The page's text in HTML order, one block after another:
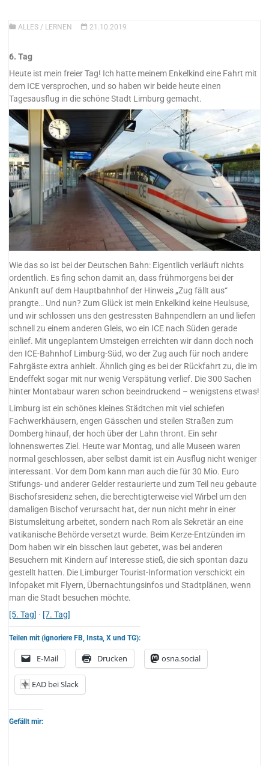
ALLES / LERNEN 21.10.2019
6. Tag
Heute ist mein freier Tag! Ich hatte meinem Enkelkind eine Fahrt mit
dem ICE versprochen, und so haben wir beide heute einen
Tagesausflug in die schöne Stadt Limburg gemacht.
Wie das so ist bei der Deutschen Bahn: Eigentlich verläuft nichts
ordentlich. Es fing schon damit an, dass frühmorgens bei der
Ankunft auf dem Hauptbahnhof der Hinweis „Zug fällt aus“
prangte… Und nun? Zum Glück ist mein Enkelkind keine Heulsuse,
und wir schlossen uns den gestressten Bahnpendlern an und liefen
schnell zu einem anderen Gleis, wo ein ICE nach Süden gerade
einlief. Mit ungeplantem Umsteigen erreichten wir dann doch noch
den ICE-Bahnhof Limburg-Süd, wo der Zug auch für noch andere
Fahrgäste extra anhielt. Ähnlich ging es bei der Rückfahrt zu, die im
Endeffekt sogar mit nur wenig Verspätung verlief. Die 300 Sachen
hinter Montabaur waren schon beeindruckend – wenigstens etwas!
Limburg ist ein schönes kleines Städtchen mit viel schiefen
Fachwerkhäusern, engen Gässchen und steilen Straßen zum
Domberg hinauf, der hoch über der Lahn thront. Ein sehr
lohnenswertes Ziel. Heute war Montag, und alle Museen waren
normal geschlossen, aber selbst damit ist ein Ausflug nicht weniger
interessant. Vor dem Dom kann man auch die für 30 Mio. Euro
Stifungs- und anderer Gelder restaurierte und zum Teil neu gebaute
Bischofsresidenz sehen, die berechtigterweise viel Wirbel um den
damaligen Bischof verursacht hat, der nun nicht mehr in einer
Bistumsleitung arbeitet, sondern nach Rom als Sekretär an eine
vatikanische Behörde versetzt wurde. Beim Kerze-Entzünden im
Dom haben wir ein bisschen laut gebetet, was bei anderen
Besuchern mit Kindern auf Interesse stieß, die sich spontan dazu
gestellt hatten. Die Limburger Tourist-Information verschickt ein
Infopaket mit Flyern, Übernachtungsinfos und Stadtplänen, wenn
man die Stadt besuchen möchte.
[5. Tag] · [7. Tag]
Teilen mit (ignoriere FB, Insta, X und TG):
E-Mail Drucken osna.social
EAD bei Slack
Gefällt mir: